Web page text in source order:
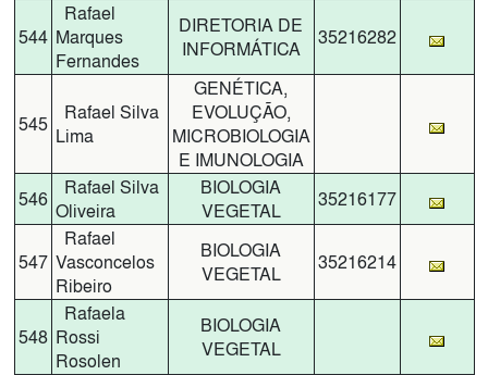
544
Rafael
Marques
Fernandes
DIRETORIA DE
INFORMÁTICA
35216282
545
Rafael Silva
Lima
GENÉTICA,
EVOLUÇÃO,
MICROBIOLOGIA
E IMUNOLOGIA
546
Rafael Silva
Oliveira
BIOLOGIA
VEGETAL
35216177
547
Rafael
Vasconcelos
Ribeiro
BIOLOGIA
VEGETAL
35216214
548
Rafaela
Rossi
Rosolen
BIOLOGIA
VEGETAL